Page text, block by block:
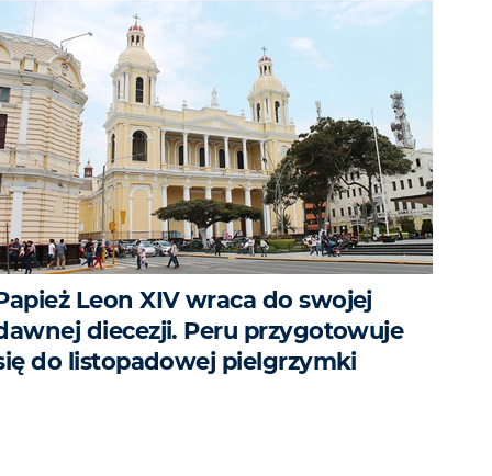
Leon XIV wraca do swojej
diecezji. Peru przygotowuje
do listopadowej pielgrzymki